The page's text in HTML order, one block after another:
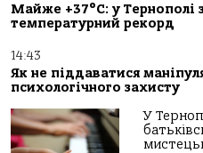
Майже +37°C: у Тернополі
температурний рекорд
14:43
Як не піддаватися
психологічного захисту
У